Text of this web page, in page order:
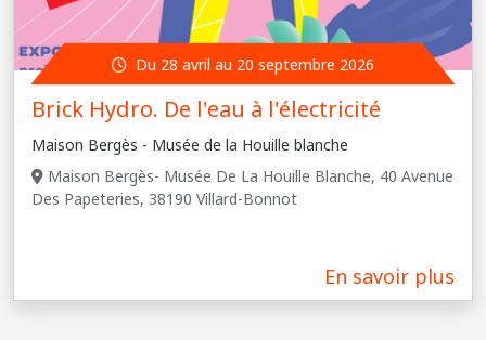
Du 28 avril au 20 septembre 2026
Brick Hydro. De l'eau à l'électricité
Maison Bergès - Musée de la Houille blanche
Maison Bergès- Musée De La Houille Blanche, 40 Avenue
Des Papeteries, 38190 Villard-Bonnot
En savoir plus